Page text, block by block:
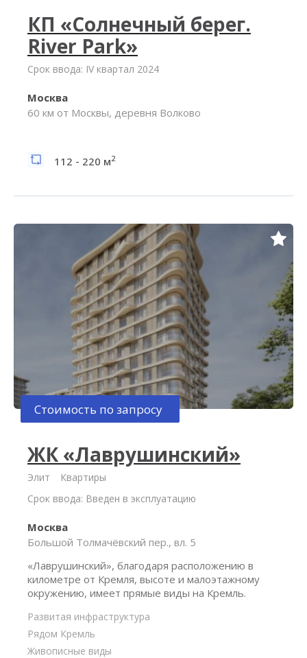
КП «Солнечный берег.
River Park»
Срок ввода: IV квартал 2024
Москва
60 км от Москвы, деревня Волково
112 - 220 м2
Стоимость по запросу
ЖК «Лаврушинский»
Элит
Квартиры
Срок ввода: Введен в эксплуатацию
Москва
Большой Толмачёвский пер., вл. 5
«Лаврушинский», благодаря расположению в
километре от Кремля, высоте и малоэтажному
окружению, имеет прямые виды на Кремль.
Развитая инфраструктура
Рядом Кремль
Живописные виды